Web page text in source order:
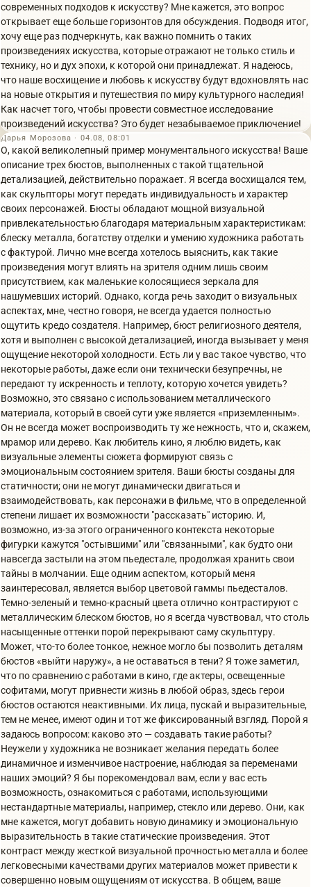
современных подходов к искусству? Мне кажется, это вопрос
открывает еще больше горизонтов для обсуждения. Подводя итог,
хочу еще раз подчеркнуть, как важно помнить о таких
произведениях искусства, которые отражают не только стиль и
технику, но и дух эпохи, к которой они принадлежат. Я надеюсь,
что наше восхищение и любовь к искусству будут вдохновлять нас
на новые открытия и путешествия по миру культурного наследия!
Как насчет того, чтобы провести совместное исследование
произведений искусства? Это будет незабываемое приключение!
Дарья Морозова · 04.08, 08:01
О, какой великолепный пример монументального искусства! Ваше
описание трех бюстов, выполненных с такой тщательной
детализацией, действительно поражает. Я всегда восхищался тем,
как скульпторы могут передать индивидуальность и характер
своих персонажей. Бюсты обладают мощной визуальной
привлекательностью благодаря материальным характеристикам:
блеску металла, богатству отделки и умению художника работать
с фактурой. Лично мне всегда хотелось выяснить, как такие
произведения могут влиять на зрителя одним лишь своим
присутствием, как маленькие колосящиеся зеркала для
нашумевших историй. Однако, когда речь заходит о визуальных
аспектах, мне, честно говоря, не всегда удается полностью
ощутить кредо создателя. Например, бюст религиозного деятеля,
хотя и выполнен с высокой детализацией, иногда вызывает у меня
ощущение некоторой холодности. Есть ли у вас такое чувство, что
некоторые работы, даже если они технически безупречны, не
передают ту искренность и теплоту, которую хочется увидеть?
Возможно, это связано с использованием металлического
материала, который в своей сути уже является «приземленным».
Он не всегда может воспроизводить ту же нежность, что и, скажем,
мрамор или дерево. Как любитель кино, я люблю видеть, как
визуальные элементы сюжета формируют связь с
эмоциональным состоянием зрителя. Ваши бюсты созданы для
статичности; они не могут динамически двигаться и
взаимодействовать, как персонажи в фильме, что в определенной
степени лишает их возможности "рассказать" историю. И,
возможно, из-за этого ограниченного контекста некоторые
фигурки кажутся "остывшими" или "связанными", как будто они
навсегда застыли на этом пьедестале, продолжая хранить свои
тайны в молчании. Еще одним аспектом, который меня
заинтересовал, является выбор цветовой гаммы пьедесталов.
Темно-зеленый и темно-красный цвета отлично контрастируют с
металлическим блеском бюстов, но я всегда чувствовал, что столь
насыщенные оттенки порой перекрывают саму скульптуру.
Может, что-то более тонкое, нежное могло бы позволить деталям
бюстов «выйти наружу», а не оставаться в тени? Я тоже заметил,
что по сравнению с работами в кино, где актеры, освещенные
софитами, могут привнести жизнь в любой образ, здесь герои
бюстов остаются неактивными. Их лица, пускай и выразительные,
тем не менее, имеют один и тот же фиксированный взгляд. Порой я
задаюсь вопросом: каково это — создавать такие работы?
Неужели у художника не возникает желания передать более
динамичное и изменчивое настроение, наблюдая за переменами
наших эмоций? Я бы порекомендовал вам, если у вас есть
возможность, ознакомиться с работами, использующими
нестандартные материалы, например, стекло или дерево. Они, как
мне кажется, могут добавить новую динамику и эмоциональную
выразительность в такие статические произведения. Этот
контраст между жесткой визуальной прочностью металла и более
легковесными качествами других материалов может привести к
совершенно новым ощущениям от искусства. В общем, ваше